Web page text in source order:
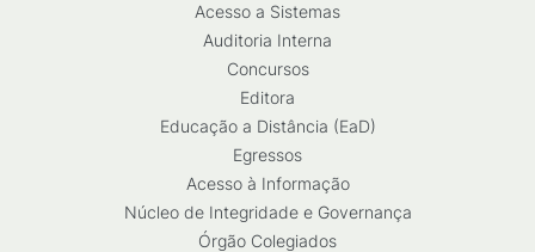
Acesso a Sistemas
Auditoria Interna
Concursos
Editora
Educação a Distância (EaD)
Egressos
Acesso à Informação
Núcleo de Integridade e Governança
Órgão Colegiados